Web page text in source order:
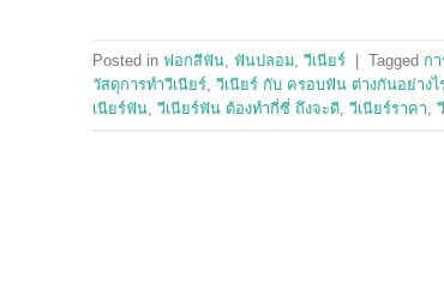
Posted in ฟอกสีฟัน ฟันปลอม วีเนียร์ | Tagged ก
วัสดุการทำวีเนียร์ วีเนียร์ กับ ครอบฟัน ต่างกันอย่างไ
เนียร์ฟัน วีเนียร์ฟัน ต้องทำกี่ซี่ ถึงจะดี วีเนียร์ราคา